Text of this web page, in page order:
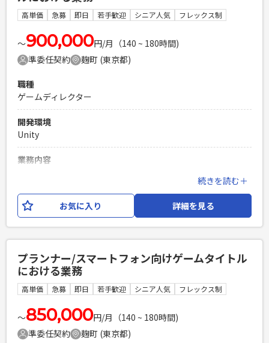
必須スキル
・スマートフォン向けゲームタイトルにおけるアートディレク
ター経験 ・コンセプトに合わせたデザイン提案経験 ・メンバ
ー管理、技術指導経験 ※コンシューマ向けゲームタイトル経
監修範囲の制作ができること ※ポートフォリオご提出をお願
いいたします。
PHPを用いたWebサービスの開発経験4年以上
Laravelを用いた開発経験1年以上
エンジニア複数人のチームでの開発経験
高単価 急募 即日 若手歓迎 シニア人気 フレックス制
〜900,000円/月（140 ~ 180時間)
準委任契約
麹町 (東京都)
職種
ゲームディレクター
開発環境
Unity
業務内容
をお任せいたします。 【具体的な仕事内容】 ・プロジェクト
方針の策定、スケジュール策定、タスク采配、クオリティ監
修、コンテンツ管理、ゲームシステム策定、施策検討、メン
アント企業様へ出向いただく可能性もあります。 ※業務内容
の変更：会社の定める範囲で変更する可能性がございます。
必須スキル
スマートフォン向けゲームタイトルにおけるディレクター経験
※コンシューマ向けゲームタイトル経験の場合は相応の経験
があること
続きを読む＋
お気に入り 詳細を見る
プランナー/スマートフォン向けゲームタイトル
における業務
高単価 急募 即日 若手歓迎 シニア人気 フレックス制
〜850,000円/月（140 ~ 180時間)
準委任契約
麹町 (東京都)